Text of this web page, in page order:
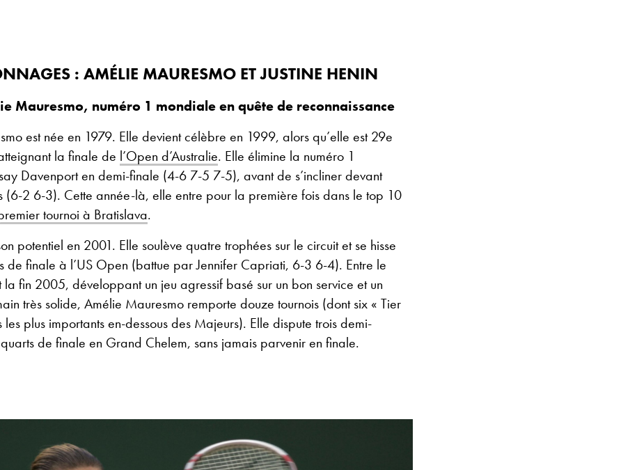
: AMÉLIE MAURESMO ET JUSTINE HENIN
Mauresmo, numéro 1 mondiale en quête de reconnaissance
est née en 1979. Elle devient célèbre en 1999, alors qu’elle est 29e
la finale de l’Open d’Australie. Elle élimine la numéro 1
Davenport en demi-finale (4-6 7-5 7-5), avant de s’incliner devant
(6-2 6-3). Cette année-là, elle entre pour la première fois dans le top 10
tournoi à Bratislava.
potentiel en 2001. Elle soulève quatre trophées sur le circuit et se hisse
de finale à l’US Open (battue par Jennifer Capriati, 6-3 6-4). Entre le
fin 2005, développant un jeu agressif basé sur un bon service et un
très solide, Amélie Mauresmo remporte douze tournois (dont six « Tier
les plus importants en-dessous des Majeurs). Elle dispute trois demi-
de finale en Grand Chelem, sans jamais parvenir en finale.